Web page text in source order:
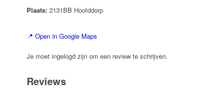
Plaats:2131BB Hoofddorp
📍 Open in Google Maps
Je moet ingelogd zijn om een review te schrijven.
Reviews